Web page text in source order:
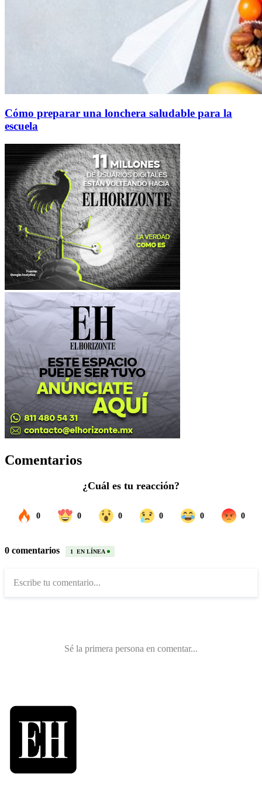
Cómo preparar una lonchera saludable para la
escuela
Comentarios